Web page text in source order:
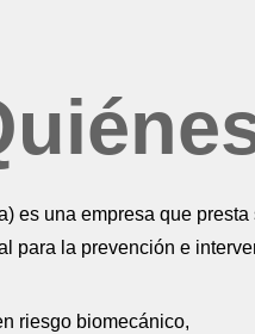
es una empresa que
para la prevención e
riesgo biomecánico,